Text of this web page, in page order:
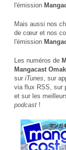
l'émission
Mais aussi nos
de cœur et nos
l'émission
Les numéros de
Mangacast
sur iTunes, sur
via flux RSS, sur
et sur les
podcast !